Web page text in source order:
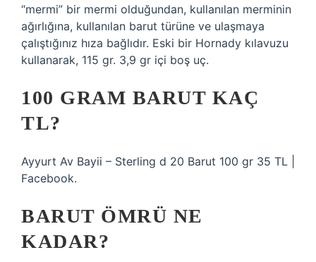
“mermi” bir mermi olduğundan, kullanılan merminin
ağırlığına, kullanılan barut türüne ve ulaşmaya
çalıştığınız hıza bağlıdır. Eski bir Hornady kılavuzu
kullanarak, 115 gr. 3,9 gr içi boş uç.
100 GRAM BARUT KAÇ
TL?
Ayyurt Av Bayii – Sterling d 20 Barut 100 gr 35 TL |
Facebook.
BARUT ÖMRÜ NE
KADAR?